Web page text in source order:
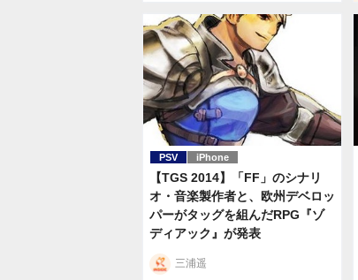
PSV iPhone
【TGS 2014】「FF」のシナリ
オ・音楽製作者と、欧州デベロッ
パーがタッグを組んだRPG『ゾ
ディアック』が発表
三浦遥